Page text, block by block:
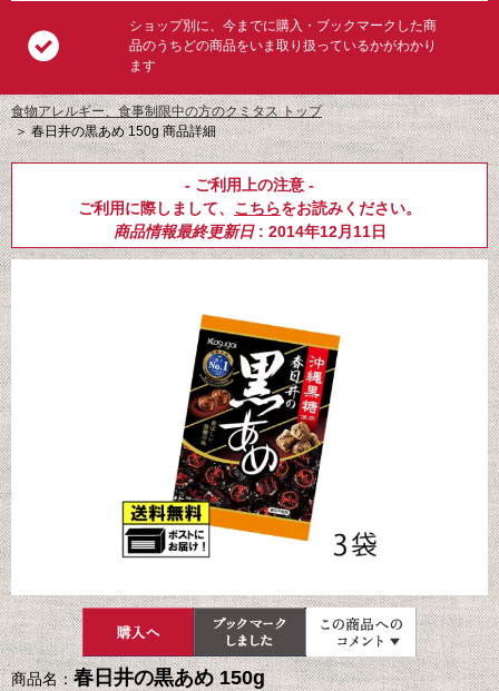
ショップ別に、今までに購入・ブックマークした商
品のうちどの商品をいま取り扱っているかがわかり
ます
食物アレルギー、食事制限中の方のクミタス トップ
＞春日井の黒あめ 150g 商品詳細
- ご利用上の注意 -
ご利用に際しまして、 こちらをお読みください。
商品情報最終更新日: 2014年12月11日
商品名：春日井の黒あめ 150g